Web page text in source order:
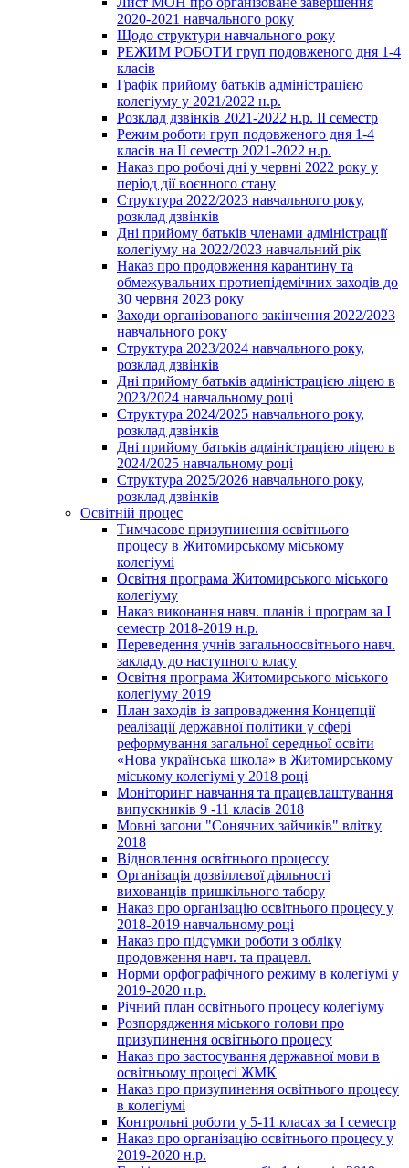
2020-2021 навчального року
Щодо структури навчального року
РЕЖИМ РОБОТИ груп подовженого дня 1-4
класів
Графік прийому батьків адміністрацією
колегіуму у 2021/2022 н.р.
Розклад дзвінків 2021-2022 н.р. ІІ семестр
Режим роботи груп подовженого дня 1-4
класів на ІІ семестр 2021-2022 н.р.
Наказ про робочі дні у червні 2022 року у
період дії воєнного стану
Структура 2022/2023 навчального року,
розклад дзвінків
Дні прийому батьків членами адміністрації
колегіуму на 2022/2023 навчальний рік
Наказ про продовження карантину та
обмежувальних протиепідемічних заходів до
30 червня 2023 року
Заходи організованого закінчення 2022/2023
навчального року
Структура 2023/2024 навчального року,
розклад дзвінків
Дні прийому батьків адміністрацією ліцею в
2023/2024 навчальному році
Структура 2024/2025 навчального року,
розклад дзвінків
Дні прийому батьків адміністрацією ліцею в
2024/2025 навчальному році
Структура 2025/2026 навчального року,
розклад дзвінків
Освітній процес
Тимчасове призупинення освітнього
процесу в Житомирському міському
колегіумі
Освітня програма Житомирського міського
колегіуму
Наказ виконання навч. планів і програм за І
семестр 2018-2019 н.р.
Переведення учнів загальноосвітнього навч.
закладу до наступного класу
Освітня програма Житомирського міського
колегіуму 2019
План заходів із запровадження Концепції
реалізації державної політики у сфері
реформування загальної середньої освіти
«Нова українська школа» в Житомирському
міському колегіумі у 2018 році
Моніторинг навчання та працевлаштування
випускників 9 -11 класів 2018
Мовні загони "Сонячних зайчиків" влітку
2018
Відновлення освітнього процессу
Організація дозвіллєвої діяльності
вихованців пришкільного табору
Наказ про організацію освітнього процесу у
2018-2019 навчальному році
Наказ про підсумки роботи з обліку
продовження навч. та працевл.
Норми орфографічного режиму в колегіумі у
2019-2020 н.р.
Річний план освітнього процесу колегіуму
Розпорядження міського голови про
призупинення освітнього процесу
Наказ про застосування державної мови в
освітньому процесі ЖМК
Наказ про призупинення освітнього процесу
в колегіумі
Контрольні роботи у 5-11 класах за І семестр
Наказ про організацію освітнього процесу у
2019-2020 н.р.